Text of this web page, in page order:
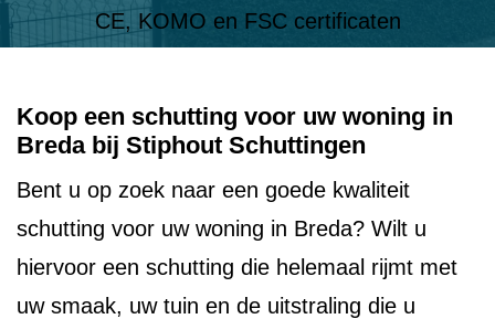
CE, KOMO en FSC certificaten
Koop een schutting voor uw woning in
Breda bij Stiphout Schuttingen
Bent u op zoek naar een goede kwaliteit
schutting voor uw woning in Breda? Wilt u
hiervoor een schutting die helemaal rijmt met
uw smaak, uw tuin en de uitstraling die u